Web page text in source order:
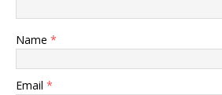
Name *
Email *